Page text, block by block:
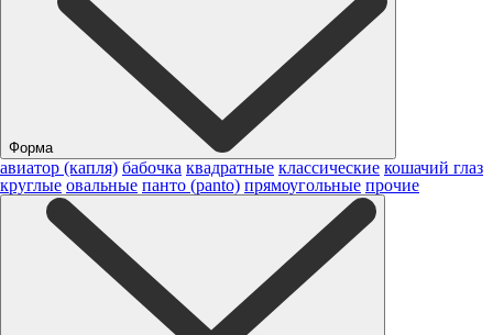
Форма
авиатор (капля) бабочка квадратные классические кошачий глаз
круглые овальные панто (panto) прямоугольные прочие